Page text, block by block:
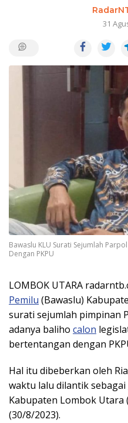
31
Bawaslu KLU Surati Sejumlah
Dengan PKPU
LOMBOK UTARA
Pemilu (Bawaslu)
surati sejumlah pimpinan
adanya baliho calon
bertentangan dengan
Hal itu dibeberkan oleh
waktu lalu dilantik sebagai
Kabupaten Lombok Utara
(30/8/2023).